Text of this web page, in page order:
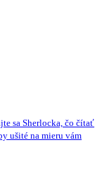
sa Sherlocka, čo čítať
ušité na mieru vám